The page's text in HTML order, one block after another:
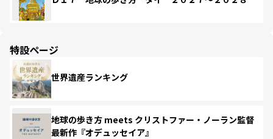
特設ページ
世界遺産ランキング
地球の歩き方 meets クリストファー・ノーラン監督
最新作『オデュッセイア』